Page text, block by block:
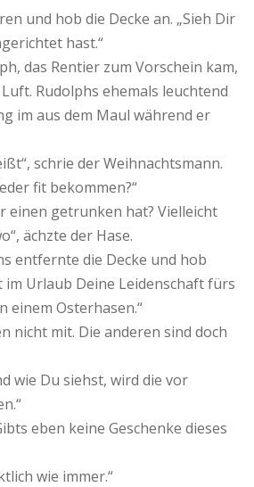
und hob die Decke an. „Sieh Dir
hast.“
das Rentier zum Vorschein kam,
Rudolphs ehemals leuchtend
im aus dem Maul während er
schrie der Weihnachtsmann.
fit bekommen?“
einen getrunken hat? Vielleicht
ächzte der Hase.
entfernte die Decke und hob
im Urlaub Deine Leidenschaft fürs
einem Osterhasen.“
nicht mit. Die anderen sind doch
wie Du siehst, wird die vor
eben keine Geschenke dieses
wie immer.“